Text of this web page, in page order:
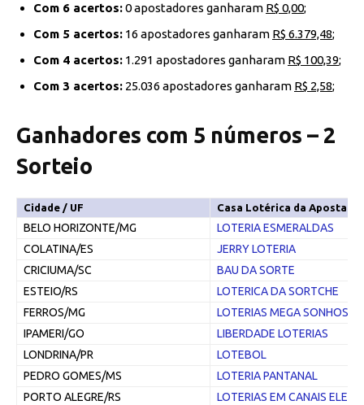
Com 6 acertos:0 apostadores ganharam R$ 0,00;
Com 5 acertos: 16 apostadores ganharam R$ 6.379,48;
Com 4 acertos: 1.291 apostadores ganharam R$ 100,39;
Com 3 acertos: 25.036 apostadores ganharam R$ 2,58;
Ganhadores com 5 números – 2
Sorteio
Cidade / UF Casa Lotérica da Aposta
BELO HORIZONTE/MG
LOTERIA ESMERALDAS
COLATINA/ES
JERRY LOTERIA
CRICIUMA/SC
BAU DA SORTE
ESTEIO/RS
LOTERICA DA SORTCHE
FERROS/MG
LOTERIAS MEGA SONHOS
IPAMERI/GO
LIBERDADE LOTERIAS
LONDRINA/PR
LOTEBOL
PEDRO GOMES/MS
LOTERIA PANTANAL
PORTO ALEGRE/RS
LOTERIAS EM CANAIS